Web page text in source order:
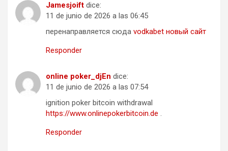
Jamesjoift dice:
11 de junio de 2026 a las 06:45
перенаправляется сюда vodkabet новый сайт
Responder
online poker_djEn dice:
11 de junio de 2026 a las 07:54
ignition poker bitcoin withdrawal
https://www.onlinepokerbitcoin.de .
Responder